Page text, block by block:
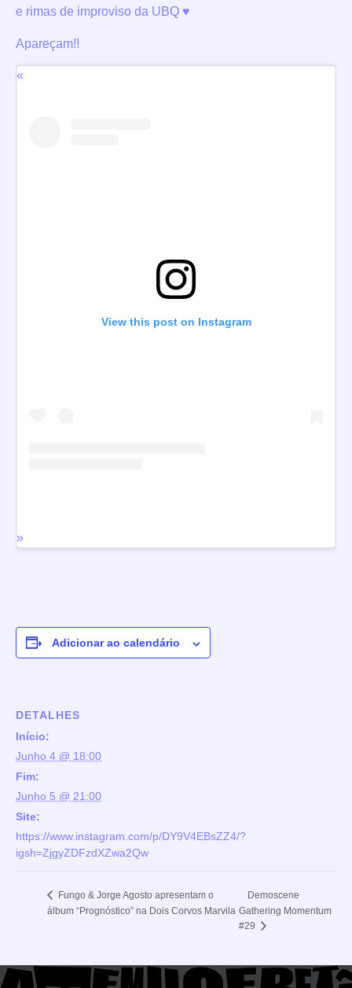
e rimas de improviso da UBQ ♥️
Apareçam!!
View this post on Instagram
Adicionar ao calendário
DETALHES
Início:
Junho 4 @ 18:00
Fim:
Junho 5 @ 21:00
Site:
https://www.instagram.com/p/DY9V4EBsZZ4/?
igsh=ZjgyZDFzdXZwa2Qw
Fungo & Jorge Agosto apresentam o
álbum “Prognóstico” na Dois Corvos Marvila
Demoscene
Gathering Momentum
#29